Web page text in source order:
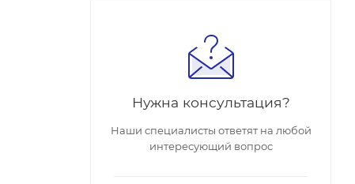
Нужна консультация?
Наши специалисты ответят на любой
интересующий вопрос